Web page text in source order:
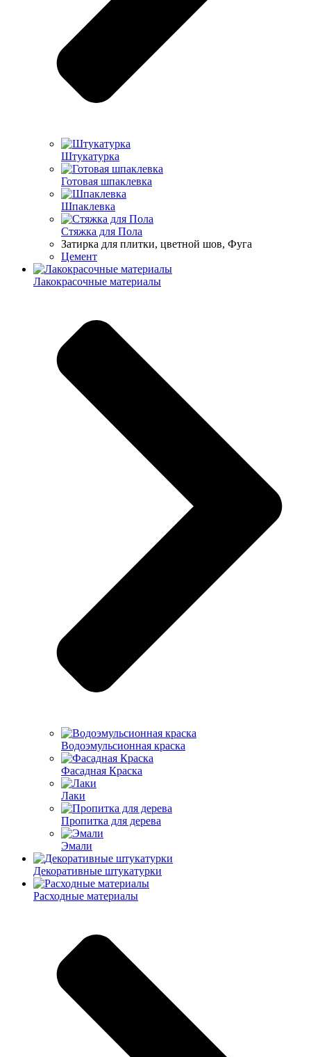
Штукатурка
Готовая шпаклевка
Шпаклевка
Стяжка для Пола
Затирка для плитки, цветной шов, Фуга
Цемент
Лакокрасочные материалы
Водоэмульсионная краска
Фасадная Краска
Лаки
Пропитка для дерева
Эмали
Декоративные штукатурки
Расходные материалы